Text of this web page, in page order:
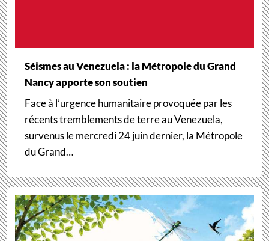
Séismes au Venezuela : la Métropole du Grand
Nancy apporte son soutien
Face à l’urgence humanitaire provoquée par les
récents tremblements de terre au Venezuela,
survenus le mercredi 24 juin dernier, la Métropole
du Grand…